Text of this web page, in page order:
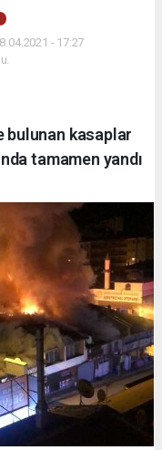
- 17:27
bulunan kasaplar
tamamen yandı